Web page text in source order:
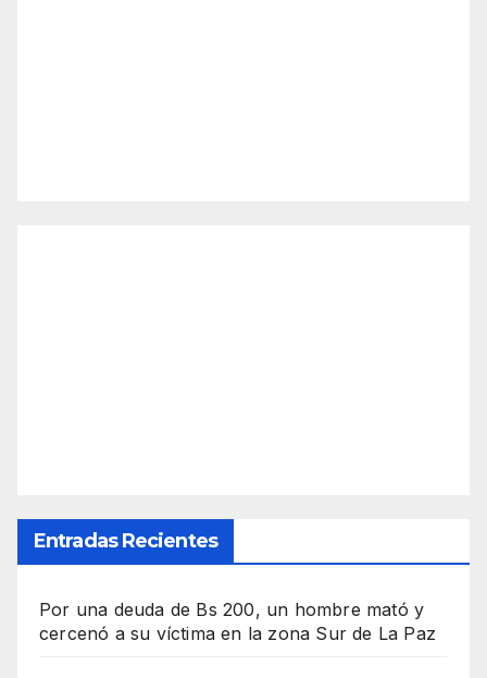
Entradas Recientes
Por una deuda de Bs 200, un hombre mató y
cercenó a su víctima en la zona Sur de La Paz